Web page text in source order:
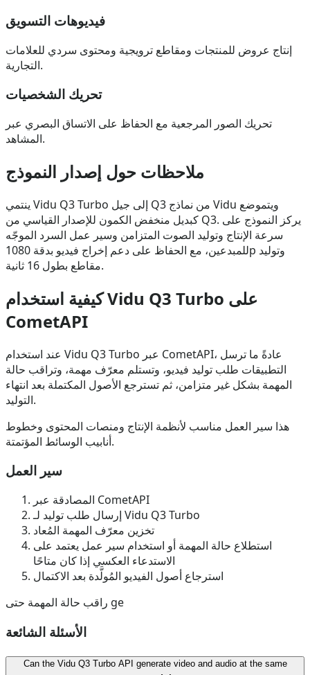
فيديوهات التسويق
إنتاج عروض للمنتجات ومقاطع ترويجية ومحتوى سردي للعلامات
التجارية.
تحريك الشخصيات
تحريك الصور المرجعية مع الحفاظ على الاتساق البصري عبر
المشاهد.
ملاحظات حول إصدار النموذج
ينتمي Vidu Q3 Turbo إلى جيل Q3 من نماذج Vidu ويتموضع
كبديل منخفض الكمون للإصدار القياسي من Q3. يركز النموذج على
سرعة الإنتاج وتوليد الصوت المتزامن وسير عمل السرد الموجّه
للمبدعين، مع الحفاظ على دعم إخراج فيديو بدقة 1080p وتوليد
مقاطع بطول 16 ثانية.
كيفية استخدام Vidu Q3 Turbo على
CometAPI
عند استخدام Vidu Q3 Turbo عبر CometAPI، عادةً ما ترسل
التطبيقات طلب توليد فيديو، وتستلم معرّف مهمة، وتراقب حالة
المهمة بشكل غير متزامن، ثم تسترجع الأصول المكتملة بعد انتهاء
التوليد.
هذا سير العمل مناسب لأنظمة الإنتاج ومنصات المحتوى وخطوط
أنابيب الوسائط المؤتمتة.
سير العمل
المصادقة عبر CometAPI
إرسال طلب توليد لـ Vidu Q3 Turbo
تخزين معرّف المهمة المُعاد
استطلاع حالة المهمة أو استخدام سير عمل يعتمد على
الاستدعاء العكسي إذا كان متاحًا
استرجاع أصول الفيديو المُولَّدة بعد الاكتمال
راقب حالة المهمة حتى ge
الأسئلة الشائعة
Can the Vidu Q3 Turbo API generate video and audio at the same